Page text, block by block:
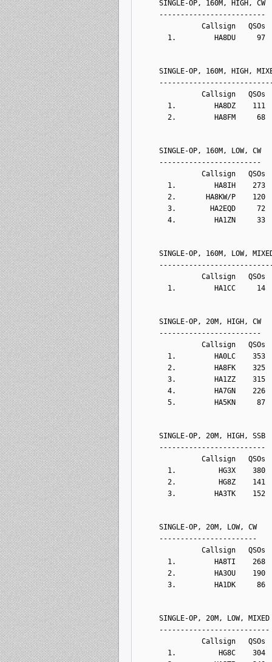
SINGLE-OP, 160M, HIGH, CW
-------------------------
Callsign   QSOs  Points
1.         HA8DU     97
SINGLE-OP, 160M, HIGH,
Callsign   QSOs  Points
1.         HA8DZ    111
2.         HA8FM     68
SINGLE-OP, 160M, LOW, CW
------------------------
Callsign   QSOs  Points
1.         HA8IH    273
2.       HA8KW/P    120
3.        HA2EQD     72
4.         HA1ZN     33
SINGLE-OP, 160M, LOW,
Callsign   QSOs  Points
1.         HA1CC     14
SINGLE-OP, 20M, HIGH, CW
------------------------
Callsign   QSOs  Points
1.         HA0LC    353
2.         HA8FK    325
3.         HA1ZZ    315
4.         HA7GN    226
5.         HA5KN     87
SINGLE-OP, 20M, HIGH, SSB
-------------------------
Callsign   QSOs  Points
1.          HG3X    380
2.          HG8Z    141
3.         HA3TK    152
SINGLE-OP, 20M, LOW, CW
-----------------------
Callsign   QSOs  Points
1.         HA8TI    268
2.         HA3OU    190
3.         HA1DK     86
SINGLE-OP, 20M, LOW, MIXED
--------------------------
Callsign   QSOs  Points
1.          HG8C    304